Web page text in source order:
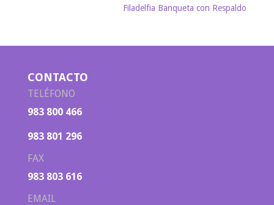
Filadelfia Banqueta con Respaldo
CONTACTO
TELÉFONO
983 800 466
983 801 296
FAX
983 803 616
EMAIL